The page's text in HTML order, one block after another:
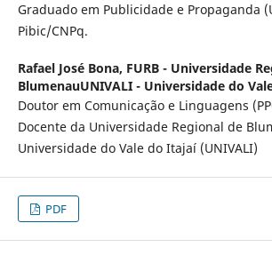
Graduado em Publicidade e Propaganda
Pibic/CNPq.
Rafael José Bona, FURB - Universidade
BlumenauUNIVALI - Universidade do
Doutor em Comunicação e Linguagens
Docente da Universidade Regional de
Universidade do Vale do Itajaí (UNIVALI)
PDF